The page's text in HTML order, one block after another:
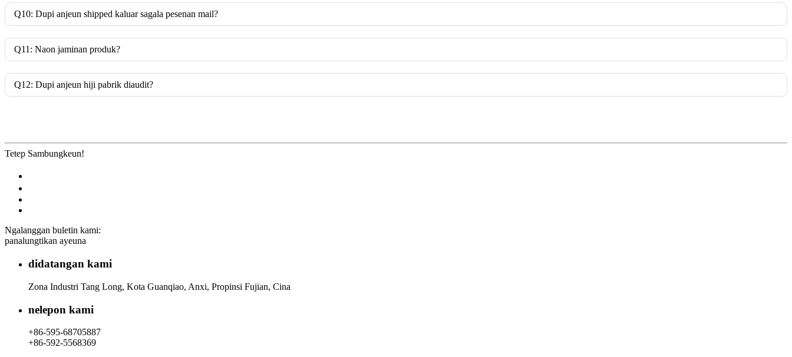
Q10: Dupi anjeun shipped kaluar sagala pesenan mail?
Q11: Naon jaminan produk?
Q12: Dupi anjeun hiji pabrik diaudit?
Tetep Sambungkeun!
Ngalanggan buletin kami:
panalungtikan ayeuna
didatangan kami
Zona Industri Tang Long, Kota Guanqiao, Anxi, Propinsi Fujian, Cina
nelepon kami
+86-595-68705887
+86-592-5568369